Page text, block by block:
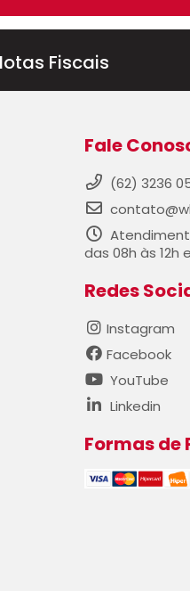
Fiscais
Fale
(62) 3236
das 08h às 12h
Redes
Instagram
Facebook
YouTube
Linkedin
Formas de